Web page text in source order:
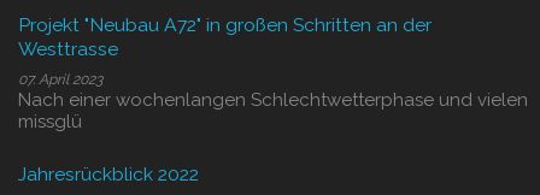
Projekt "Neubau A72" in großen Schritten an der
Westtrasse
07. April 2023
Nach einer wochenlangen Schlechtwetterphase und vielen
missglü
Jahresrückblick 2022